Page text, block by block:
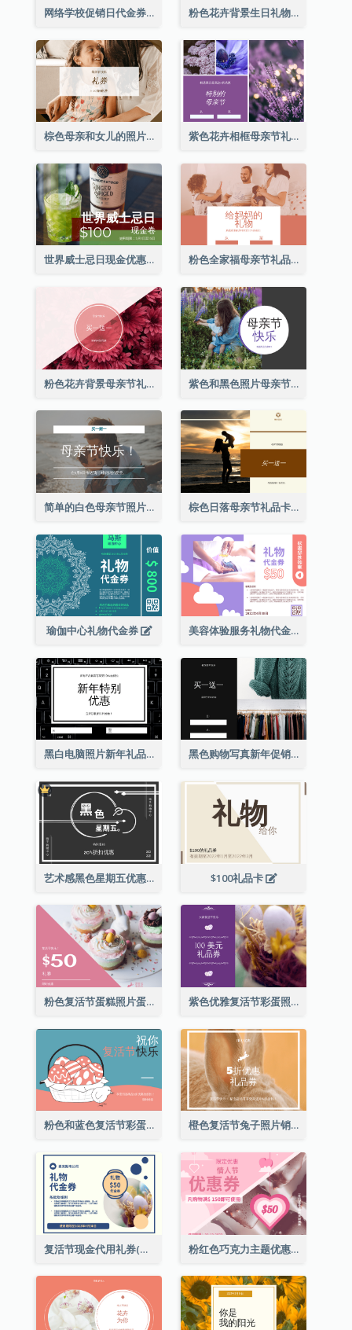
网络学校促销日代金券 粉色花卉背景生日礼物卡
棕色母亲和女儿的照片母亲节的礼品卡 紫色花卉相框母亲节礼品卡
世界威士忌日现金优惠券 粉色全家福母亲节礼品卡
粉色花卉背景母亲节礼品卡 紫色和黑色照片母亲节礼品卡
简单的白色母亲节照片礼品卡 棕色日落母亲节礼品卡
瑜伽中心礼物代金券 美容体验服务礼物代金券
黑白电脑照片新年礼品卡 黑色购物写真新年促销礼品卡
艺术感黑色星期五优惠券 $100礼品卡
粉色复活节蛋糕照片蛋糕店礼品卡 紫色优雅复活节彩蛋照片礼品卡
粉色和蓝色复活节彩蛋销售礼品卡 橙色复活节兔子照片销售礼品卡
复活节现金代用礼券(附使用细则) 粉红色巧克力主题优惠券